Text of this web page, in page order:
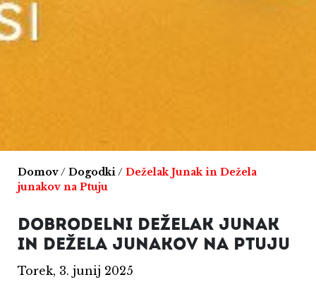
Domov/ Dogodki/ Deželak Junak in Dežela
junakov na Ptuju
DOBRODELNI DEŽELAK JUNAK
IN DEŽELA JUNAKOV NA PTUJU
Torek, 3. junij 2025